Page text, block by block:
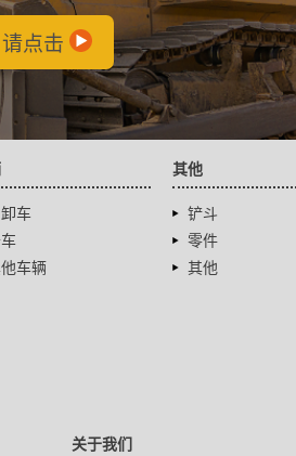
点击
车
车辆
其他
铲斗
零件
其他
关于我们